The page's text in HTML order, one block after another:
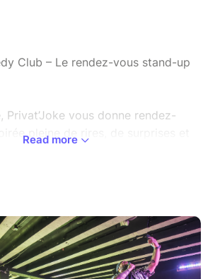
Club – Le rendez-vous stand-up
Privat’Joke vous donne rendez-
pleine de rires, de surprises et
passe de 19h30 à 22h30 dans un
du Havre : le Mc Daid’s.
4 et 6 humoristes se relaient, chacun
Read more